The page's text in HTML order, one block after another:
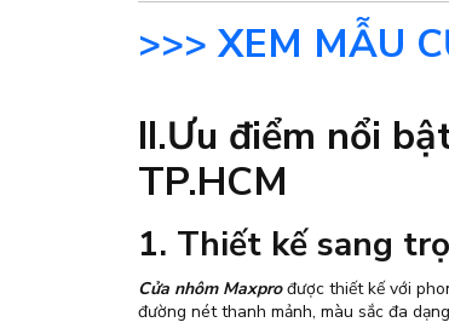
>>> XEM MẪU
II.Ưu điểm nổi
TP.HCM
1. Thiết kế sang
Cửa nhôm Maxprođược thiết kế với
đường nét thanh mảnh, màu sắc đa